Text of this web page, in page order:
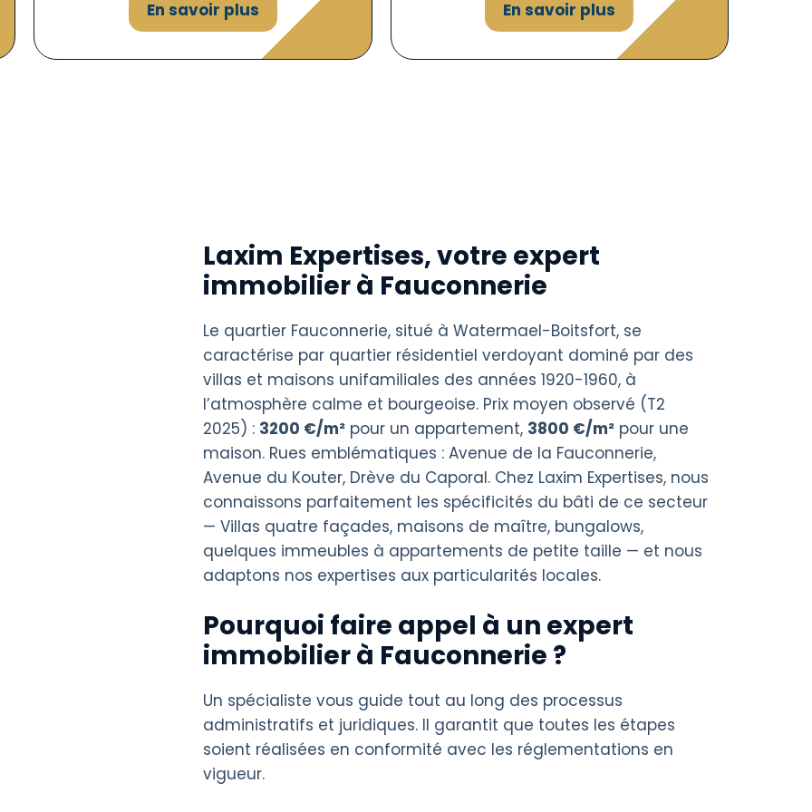
En savoir plus En savoir plus
Laxim Expertises, votre expert
immobilier à Fauconnerie
Le quartier Fauconnerie, situé à Watermael-Boitsfort, se
caractérise par quartier résidentiel verdoyant dominé par des
villas et maisons unifamiliales des années 1920-1960, à
l’atmosphère calme et bourgeoise. Prix moyen observé (T2
2025) : 3200 €/m² pour un appartement, 3800 €/m² pour une
maison. Rues emblématiques : Avenue de la Fauconnerie,
Avenue du Kouter, Drève du Caporal. Chez Laxim Expertises, nous
connaissons parfaitement les spécificités du bâti de ce secteur
— Villas quatre façades, maisons de maître, bungalows,
quelques immeubles à appartements de petite taille — et nous
adaptons nos expertises aux particularités locales.
Pourquoi faire appel à un expert
immobilier à Fauconnerie ?
Un spécialiste vous guide tout au long des processus
administratifs et juridiques. Il garantit que toutes les étapes
soient réalisées en conformité avec les réglementations en
vigueur.